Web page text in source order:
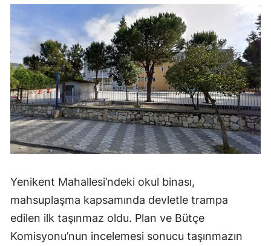
Yenikent Mahallesi’ndeki okul binası,
mahsuplaşma kapsamında devletle trampa
edilen ilk taşınmaz oldu. Plan ve Bütçe
Komisyonu’nun incelemesi sonucu taşınmazın